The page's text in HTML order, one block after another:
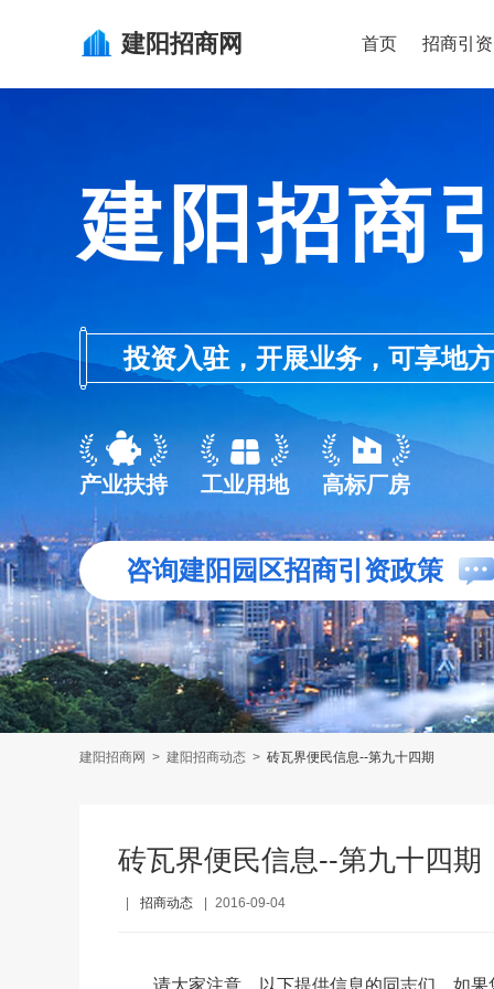
建阳招商网 首页 招商引资
建阳招商
投资入驻，开展业务，可享地
产业扶持 工业用地 高标厂房
咨询建阳园区招商引资政策
建阳招商网 > 建阳招商动态 > 砖瓦界便民信息--第九十四期
砖瓦界便民信息--第九十四期
招商动态 2016-09-04
请大家注意，以下提供信息的同志们，如